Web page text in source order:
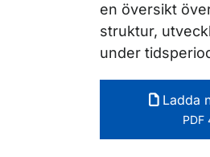
en översikt
struktur,
under
Ladda
PDF